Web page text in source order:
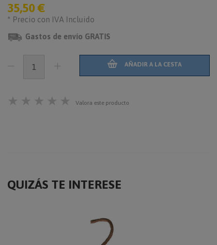
35,50 €
* Precio con IVA Incluido
Gastos de envío GRATIS
AÑADIR A LA CESTA
★ ★ ★ ★ ★ Valora este producto
QUIZÁS TE INTERESE